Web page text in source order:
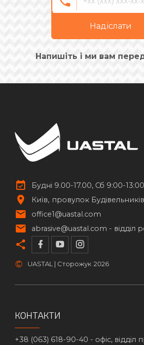
Надіслати
Напишіть і ми вам
Будні 9.00-17.00, Сб 9:00-13:00
Київ
провулок
office1@uastal.com
abrasive@uastal.com - відділ
© UASTAL | Сторожук 2026
КОНТАКТИ
+38 (063) 618-90-40 - офіс, відділ